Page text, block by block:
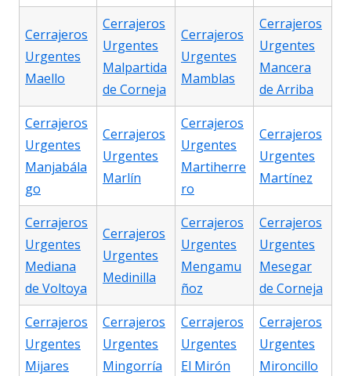
Cerrajeros
Urgentes
Maello
Cerrajeros
Urgentes
Malpartida
de Corneja
Cerrajeros
Urgentes
Mamblas
Cerrajeros
Urgentes
Mancera
de Arriba
Cerrajeros
Urgentes
Manjabála
go
Cerrajeros
Urgentes
Marlín
Cerrajeros
Urgentes
Martiherre
ro
Cerrajeros
Urgentes
Martínez
Cerrajeros
Urgentes
Mediana
de Voltoya
Cerrajeros
Urgentes
Medinilla
Cerrajeros
Urgentes
Mengamu
ñoz
Cerrajeros
Urgentes
Mesegar
de Corneja
Cerrajeros
Urgentes
Mijares
Cerrajeros
Urgentes
Mingorría
Cerrajeros
Urgentes
El Mirón
Cerrajeros
Urgentes
Mironcillo